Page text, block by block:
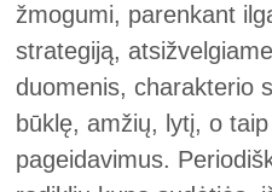
žmogumi, parenkant
strategiją,
duomenis, charakterio
būklę, amžių, lytį, o
pageidavimus.